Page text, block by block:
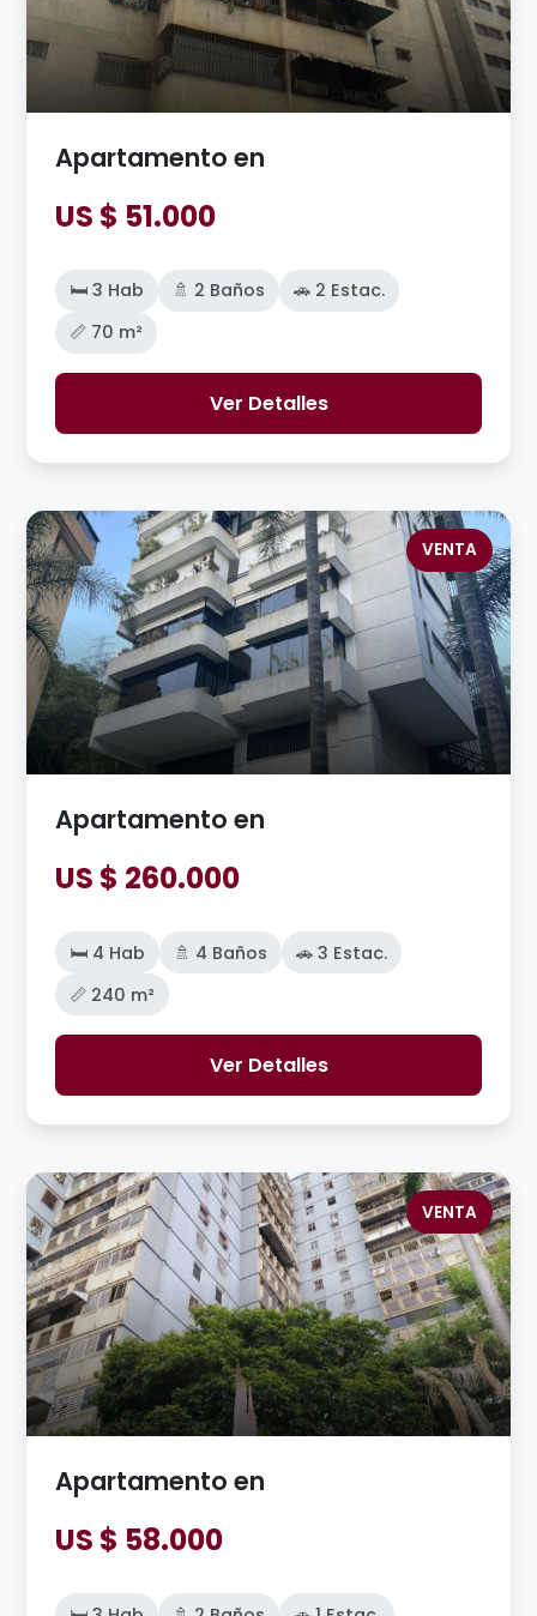
Apartamento en
US $ 51.000
🛏️ 3 Hab 🚿 2 Baños
🚗 2 Estac.
📏 70 m²
Ver Detalles
VENTA
Apartamento en
US $ 260.000
🛏️ 4 Hab 🚿 4 Baños
🚗 3 Estac.
📏 240 m²
Ver Detalles
VENTA
Apartamento en
US $ 58.000